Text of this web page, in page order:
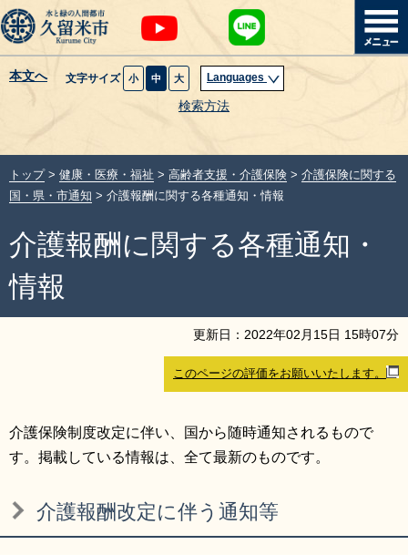
本文へ 文字サイズ 小 中 大 Languages
検索方法
暮らし・届出
健康・医療・福祉
観光魅力・イベント
創業・産業・ビジネス
組織から探す
リンク集 利用ガイド
RSS プライバシーポリシー
サイトについて
トップ> 健康・医療・福祉 > 高齢者支援・介護保険 > 介護保険に関する
国・県・市通知 > 介護報酬に関する各種通知・情報
介護報酬に関する各種通知・
情報
更新日： 2022年02 月 15日 15時07分
このページの評価をお願いいたします。
介護保険制度改定に伴い、国から随時通知されるもので
す。掲載している情報は、全て最新のものです。
介護報酬改定に伴う通知等